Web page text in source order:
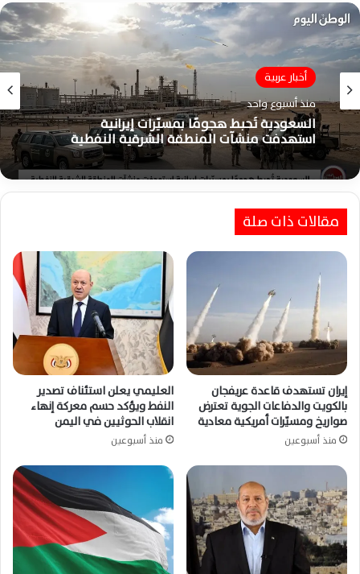
أخبار عربية
منذ أسبوع واحد
السعودية تُحبط هجومًا بمسيّرات إيرانية
استهدفت منشآت المنطقة الشرقية النفطية
مقالات ذات صلة
إيران تستهدف قاعدة عريفجان
بالكويت والدفاعات الجوية تعترض
صواريخ ومسيّرات أمريكية معادية
منذ أسبوعين
العليمي يعلن استئناف تصدير
النفط ويؤكد حسم معركة إنهاء
انقلاب الحوثيين في اليمن
منذ أسبوعين